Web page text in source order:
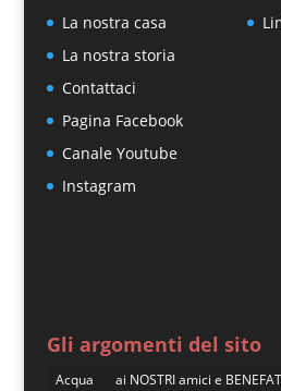
La nostra casa
La nostra storia
Contattaci
Pagina Facebook
Canale Youtube
Instagram
Gli argomenti del sito
Acqua ai NOSTRI amici e